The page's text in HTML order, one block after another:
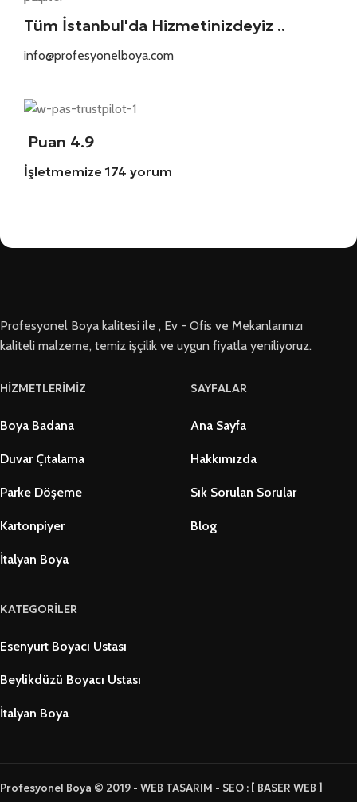
Tüm İstanbul'da Hizmetinizdeyiz ..
info@profesyonelboya.com
Puan 4.9
İşletmemize 174 yorum
Profesyonel Boya kalitesi ile , Ev - Ofis ve Mekanlarınızı
kaliteli malzeme, temiz işçilik ve uygun fiyatla yeniliyoruz.
HİZMETLERİMİZ
Boya Badana
Duvar Çıtalama
Parke Döşeme
Kartonpiyer
İtalyan Boya
SAYFALAR
Ana Sayfa
Hakkımızda
Sık Sorulan Sorular
Blog
KATEGORİLER
Esenyurt Boyacı Ustası
Beylikdüzü Boyacı Ustası
İtalyan Boya
Profesyonel Boya © 2019 - WEB TASARIM - SEO : [ BASER WEB ]